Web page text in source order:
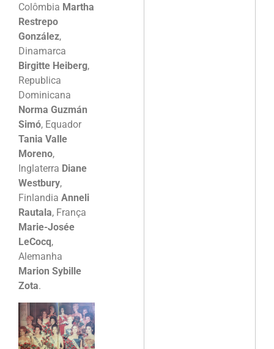
Colômbia Martha
Restrepo
González,
Dinamarca
Birgitte Heiberg,
Republica
Dominicana
Norma Guzmán
Simó, Equador
Tania Valle
Moreno,
Inglaterra Diane
Westbury,
Finlandia Anneli
Rautala, França
Marie-Josée
LeCocq,
Alemanha
Marion Sybille
Zota.